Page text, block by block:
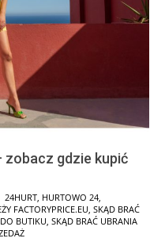
zobacz gdzie kupić
24HURT HURTOWO 24
FACTORYPRICE.EU SKĄD BRAĆ
BUTIKU SKĄD BRAĆ UBRANIA